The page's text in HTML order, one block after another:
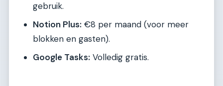
gebruik.
Notion Plus: €8 per maand (voor meer
blokken en gasten).
Google Tasks: Volledig gratis.